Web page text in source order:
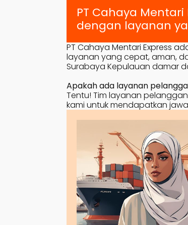
PT Cahaya
dengan layanan
PT Cahaya Mentari Express
layanan yang cepat, aman,
Surabaya Kepulauan damar
Apakah ada layanan
Tentu! Tim layanan
kami untuk mendapatkan